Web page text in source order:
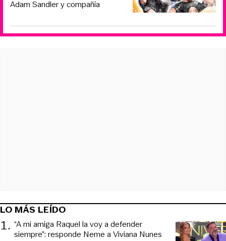
Adam Sandler y compañía
LO MÁS LEÍDO
1. “A mi amiga Raquel la voy a defender
siempre”: responde Neme a Viviana Nunes